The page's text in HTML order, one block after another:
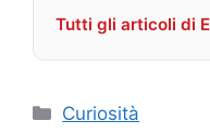
Tutti gli articoli di
Categorie
Curiosità